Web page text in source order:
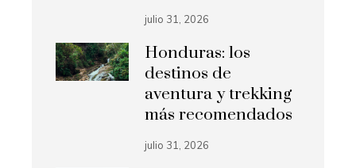
julio 31, 2026
Honduras: los
destinos de
aventura y trekking
más recomendados
julio 31, 2026